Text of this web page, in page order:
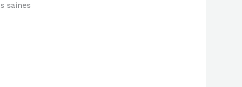
saines